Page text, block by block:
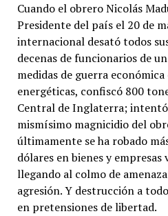
Cuando el obrero Nicolás
Presidente del país el 20 de
internacional desató todos
decenas de funcionarios de
medidas de guerra
energéticas, confiscó 800
Central de Inglaterra;
mismísimo magnicidio del
últimamente se ha robado
dólares en bienes y empresas
llegando al colmo de
agresión. Y destrucción a
en pretensiones de libertad.